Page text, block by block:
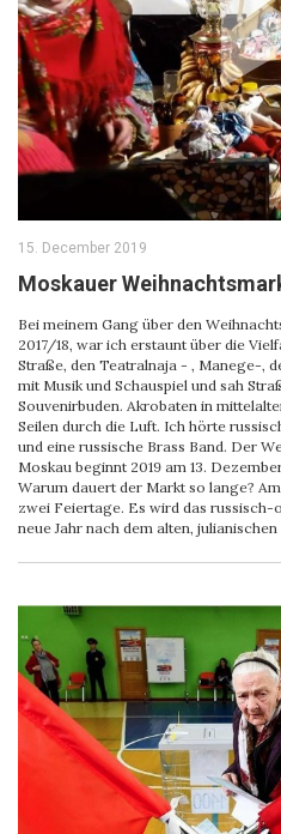
15. December 2019
Moskauer
Bei meinem Gang über den
2017/18, war ich erstaunt über die
Straße, den Teatralnaja - , Manege-,
mit Musik und Schauspiel und sah
Souvenirbuden. Akrobaten in
Seilen durch die Luft. Ich hörte
und eine russische Brass Band. Der
Moskau beginnt 2019 am 13.
Warum dauert der Markt so lange? Am
zwei Feiertage. Es wird das russisch-
neue Jahr nach dem alten,